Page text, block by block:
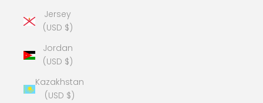
Jersey
(USD $)
Jordan
(USD $)
Kazakhstan
(USD $)